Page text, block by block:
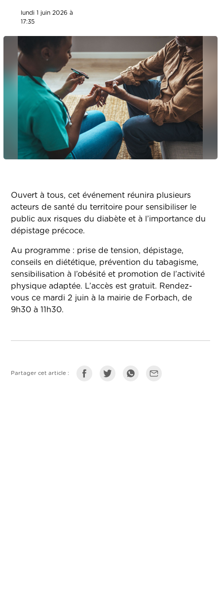
lundi 1 juin 2026 à
17:35
Ouvert à tous, cet événement réunira plusieurs
acteurs de santé du territoire pour sensibiliser le
public aux risques du diabète et à l’importance du
dépistage précoce.
Au programme : prise de tension, dépistage,
conseils en diététique, prévention du tabagisme,
sensibilisation à l’obésité et promotion de l’activité
physique adaptée. L’accès est gratuit. Rendez-
vous ce mardi 2 juin à la mairie de Forbach, de
9h30 à 11h30.
Partager cet article :